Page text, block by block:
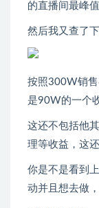
的直播间最峰
然后我又查了
按照300W销
是90W的一个
这还不包括他
理等收益，这
你是不是看到
动并且想去做，